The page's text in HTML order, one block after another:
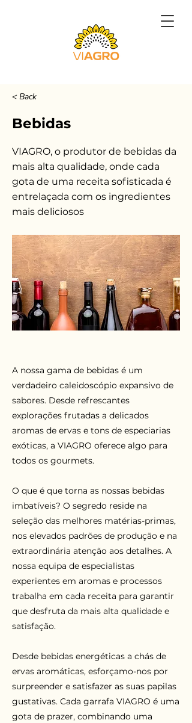
< Back
Bebidas
VIAGRO, o produtor de bebidas da
mais alta qualidade, onde cada
gota de uma receita sofisticada é
entrelaçada com os ingredientes
mais deliciosos
A nossa gama de bebidas é um
verdadeiro caleidoscópio expansivo de
sabores. Desde refrescantes
explorações frutadas a delicados
aromas de ervas e tons de especiarias
exóticas, a VIAGRO oferece algo para
todos os gourmets.
O que é que torna as nossas bebidas
imbatíveis? O segredo reside na
seleção das melhores matérias-primas,
nos elevados padrões de produção e na
extraordinária atenção aos detalhes. A
nossa equipa de especialistas
experientes em aromas e processos
trabalha em cada receita para garantir
que desfruta da mais alta qualidade e
satisfação.
Desde bebidas energéticas a chás de
ervas aromáticas, esforçamo-nos por
surpreender e satisfazer as suas papilas
gustativas. Cada garrafa VIAGRO é uma
gota de prazer, combinando uma